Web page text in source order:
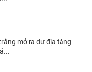
mở ra dư địa tăng